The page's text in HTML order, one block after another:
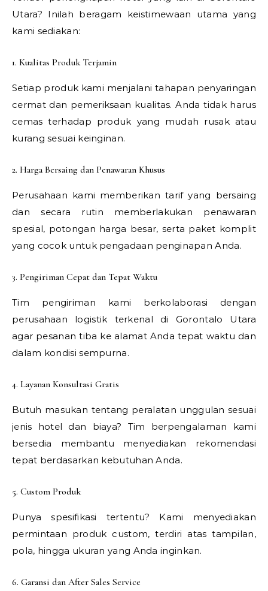
Utara? Inilah beragam keistimewaan utama yang
kami sediakan:
1. Kualitas Produk Terjamin
Setiap produk kami menjalani tahapan penyaringan
cermat dan pemeriksaan kualitas. Anda tidak harus
cemas terhadap produk yang mudah rusak atau
kurang sesuai keinginan.
2. Harga Bersaing dan Penawaran Khusus
Perusahaan kami memberikan tarif yang bersaing
dan secara rutin memberlakukan penawaran
spesial, potongan harga besar, serta paket komplit
yang cocok untuk pengadaan penginapan Anda.
3. Pengiriman Cepat dan Tepat Waktu
Tim pengiriman kami berkolaborasi dengan
perusahaan logistik terkenal di Gorontalo Utara
agar pesanan tiba ke alamat Anda tepat waktu dan
dalam kondisi sempurna.
4. Layanan Konsultasi Gratis
Butuh masukan tentang peralatan unggulan sesuai
jenis hotel dan biaya? Tim berpengalaman kami
bersedia membantu menyediakan rekomendasi
tepat berdasarkan kebutuhan Anda.
5. Custom Produk
Punya spesifikasi tertentu? Kami menyediakan
permintaan produk custom, terdiri atas tampilan,
pola, hingga ukuran yang Anda inginkan.
6. Garansi dan After Sales Service